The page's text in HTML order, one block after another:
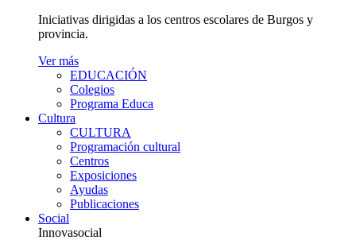
Iniciativas dirigidas a los centros escolares de Burgos y
provincia.
Ver más
EDUCACIÓN
Colegios
Programa Educa
Cultura
CULTURA
Programación cultural
Centros
Exposiciones
Ayudas
Publicaciones
Social
Innovasocial